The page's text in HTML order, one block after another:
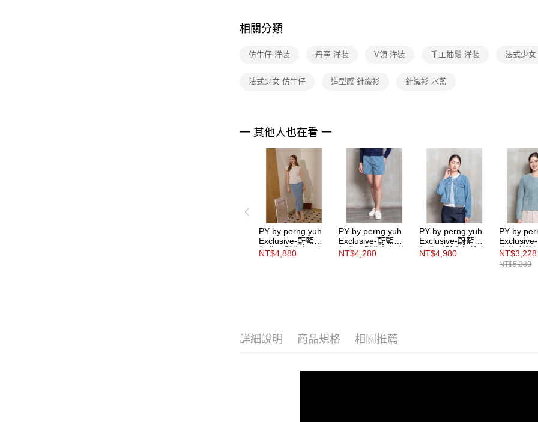
２．關於
形，恩沛
相關分類
仿牛仔 洋裝 丹寧 洋裝 V領 洋裝 手工抽鬚 洋裝 法式少
法式少女 仿牛仔 造型感 針織衫 針織衫 水藍
一 其他人也在看 一
PY by perng yuh
Exclusive-蔚藍圓
舞曲刷鬚牛仔長裙
NT$4,880
PY by perng yuh
Exclusive-蔚藍圓
舞曲刷鬚牛仔短褲
NT$4,280
PY by perng yuh
Exclusive-蔚藍圓
舞曲刷鬚牛仔外套
NT$4,980
PY by
光仿皮草
開襟衫
NT$3,228
NT$5,380
詳細說明 商品規格 相關推薦